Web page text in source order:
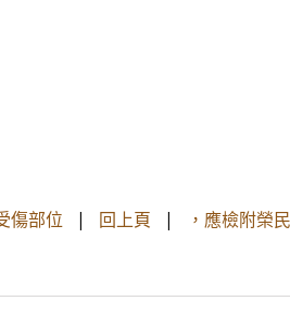
傷部位 | 回上頁 |
，應檢附榮